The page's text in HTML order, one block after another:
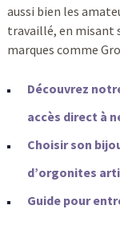
aussi bien les
travaillé, en misant
marques comme
Découvrez
accès direct à
Choisir son
d’orgonites
Guide pour